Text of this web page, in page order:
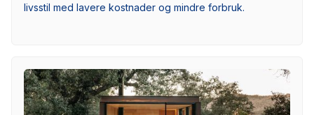
livsstil med lavere kostnader og mindre forbruk.